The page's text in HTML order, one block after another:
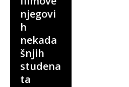
njegovi
h
nekada
šnjih
studena
ta